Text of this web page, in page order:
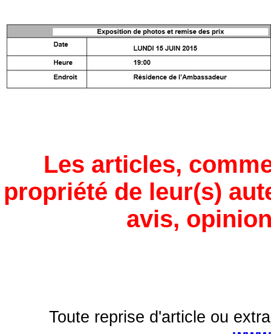
Les articles,
propriété de leur(s)
avis,
Toute reprise d'article ou